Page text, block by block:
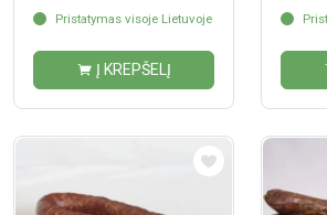
Pristatymas visoje Lietuvoje
Į KREPŠELĮ